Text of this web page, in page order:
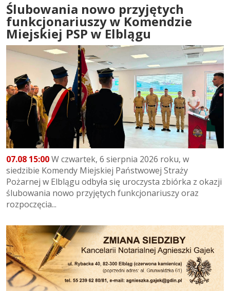
Ślubowania nowo przyjętych
funkcjonariuszy w Komendzie
Miejskiej PSP w Elblągu
07.08 15:00W czwartek, 6 sierpnia 2026 roku, w
siedzibie Komendy Miejskiej Państwowej Straży
Pożarnej w Elblągu odbyła się uroczysta zbiórka z okazji
ślubowania nowo przyjętych funkcjonariuszy oraz
rozpoczęcia...